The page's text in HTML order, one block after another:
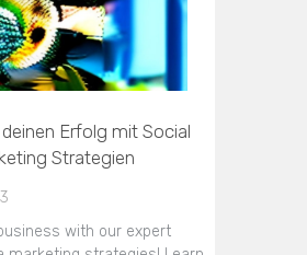
Erfolg mit Social
Strategien
with our expert